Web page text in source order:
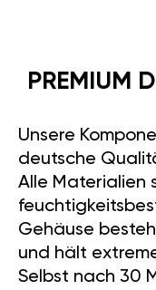
PREMIUM
Unsere
deutsche
Alle Materialien
Gehäuse
und hält
Selbst nach 30